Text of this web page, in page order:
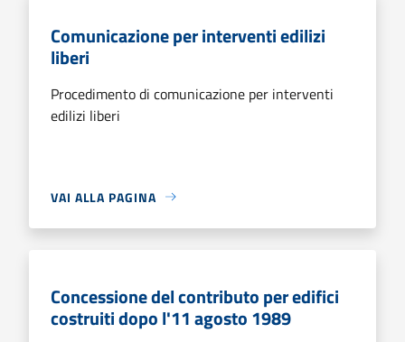
Comunicazione per interventi edilizi
liberi
Procedimento di comunicazione per interventi
edilizi liberi
VAI ALLA PAGINA
Concessione del contributo per edifici
costruiti dopo l'11 agosto 1989